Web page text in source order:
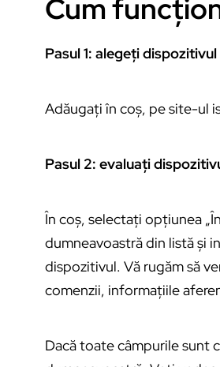
Cum
Pasul 1: alegeți
Adăugați în coș, pe site-ul
Pasul 2: evaluați
În coș, selectați opțiunea
dumneavoastră din listă și
dispozitivul. Vă rugăm să
comenzii, informațiile
Dacă toate câmpurile sunt